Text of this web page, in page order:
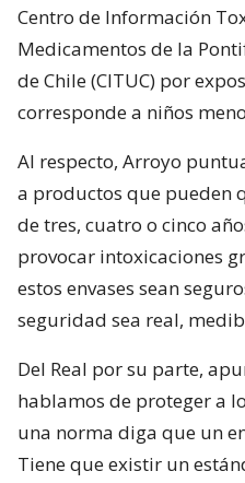
Centro de Información
Medicamentos de la
de Chile (CITUC) por
corresponde a niños
Al respecto, Arroyo
a productos que pueden
de tres, cuatro o cinco
provocar intoxicaciones
estos envases sean
seguridad sea real,
Del Real por su parte,
hablamos de proteger a
una norma diga que un
Tiene que existir un